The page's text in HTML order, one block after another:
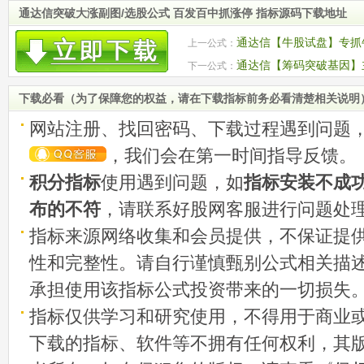
通达信突破大涨副图/选股公式 百发百中抓涨停 指标源码下载地址
上一公式： 通达信【牛股试盘】专
出路 指标源码
下一公式： 通达信【筹码突破基因
性活跃的个股 源码
下载必看（为了保障您的权益，请在下载指标前务必看清楚相关说明
网站注册、找回密码、下载过程遇到问题
，我们会在第一时间指导反馈。
积分指标使用遇到问题，如指标安装不成
布的不符 ，请联系好股网客服进行问题处
指标来源网络收集和会员提供，不保证提
性和完整性。请自行谨慎甄别公式相关描
承担使用该指标公式投资带来的一切损失
指标仅供学习和研究使用，不得用于商业
下载的指标、软件等不拥有任何权利，其